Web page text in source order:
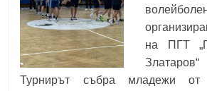
Бургас
на ПГТ
Турнирът събра младежи от